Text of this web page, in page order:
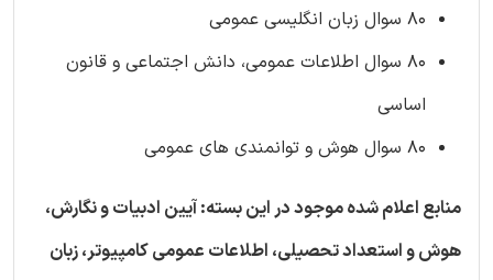
80 سوال زبان انگلیسی عمومی
80 سوال اطلاعات عمومی، دانش اجتماعی و قانون
اساسی
80 سوال هوش و توانمندی های عمومی
منابع اعلام شده موجود در این بسته: آیین ادبیات و نگارش،
هوش و استعداد تحصیلی، اطلاعات عمومی کامپیوتر، زبان